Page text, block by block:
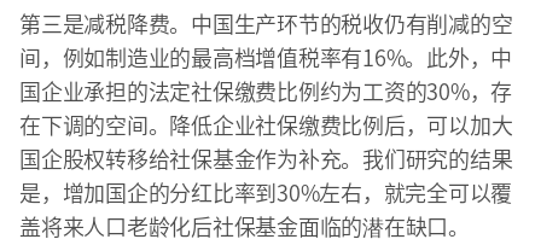
第三是减税降费。中国生产环节的税收仍有削减的空
间，例如制造业的最高档增值税率有16%。此外，中
国企业承担的法定社保缴费比例约为工资的30%，存
在下调的空间。降低企业社保缴费比例后，可以加大
国企股权转移给社保基金作为补充。我们研究的结果
是，增加国企的分红比率到30%左右，就完全可以覆
盖将来人口老龄化后社保基金面临的潜在缺口。